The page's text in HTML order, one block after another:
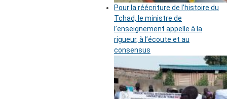
Pour la réécriture de l’histoire du
Tchad, le ministre de
l’enseignement appelle à la
rigueur, à l’écoute et au
consensus